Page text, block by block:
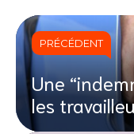
PRÉCÉDENT
Une
les